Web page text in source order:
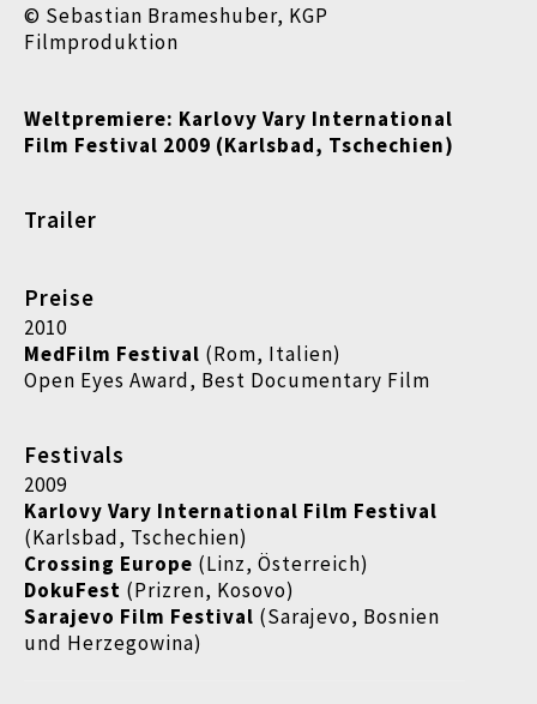
© Sebastian Brameshuber, KGP
Filmproduktion
Weltpremiere: Karlovy Vary International
Film Festival 2009 (Karlsbad, Tschechien)
Trailer
Preise
2010
MedFilm Festival (Rom, Italien)
Open Eyes Award, Best Documentary Film
Festivals
2009
Karlovy Vary International Film Festival
(Karlsbad, Tschechien)
Crossing Europe (Linz, Österreich)
DokuFest (Prizren, Kosovo)
Sarajevo Film Festival (Sarajevo, Bosnien
und Herzegowina)